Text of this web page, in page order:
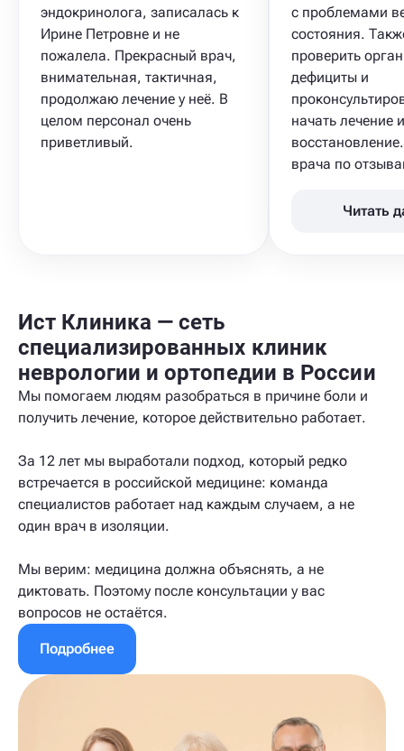
эндокринолога, записалась к
Ирине Петровне и не
пожалела. Прекрасный врач,
внимательная, тактичная,
продолжаю лечение у неё. В
целом персонал очень
приветливый.
с проблемами
состояния.
проверить
дефициты и
начать лечение и
врача по
Читать
Ист Клиника — сеть
специализированных клиник
неврологии и ортопедии в России
Мы помогаем людям разобраться в причине боли и
получить лечение, которое действительно работает.
За 12 лет мы выработали подход, который редко
встречается в российской медицине: команда
специалистов работает над каждым случаем, а не
один врач в изоляции.
Мы верим: медицина должна объяснять, а не
диктовать. Поэтому после консультации у вас
вопросов не остаётся.
Подробнее